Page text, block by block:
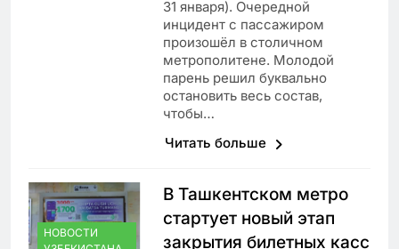
31 января). Очередной
инцидент с пассажиром
произошёл в столичном
метрополитене. Молодой
парень решил буквально
остановить весь состав,
чтобы…
Читать больше
НОВОСТИ
В Ташкентском метро
стартует новый этап
закрытия билетных касс